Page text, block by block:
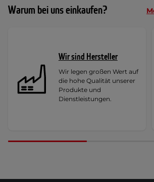
Warum bei uns einkaufen?
Wir sind Hersteller
Wir legen großen Wert auf
die hohe Qualität unserer
Produkte und
Dienstleistungen.